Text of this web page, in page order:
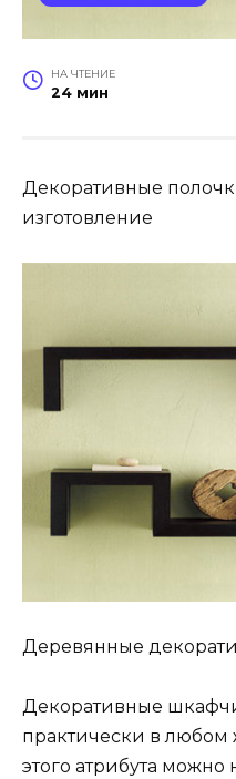
НА ЧТЕНИЕ
24 мин
Декоративные
изготовление
Деревянные
Декоративные
практически в
этого атрибута можно